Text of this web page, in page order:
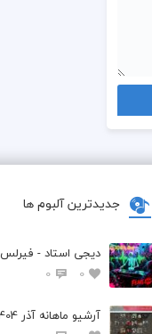
جدیدترین آلبوم ها
دیجی استاد - فیرلس
0
0
آرشیو ماهانه آذر 1404 -